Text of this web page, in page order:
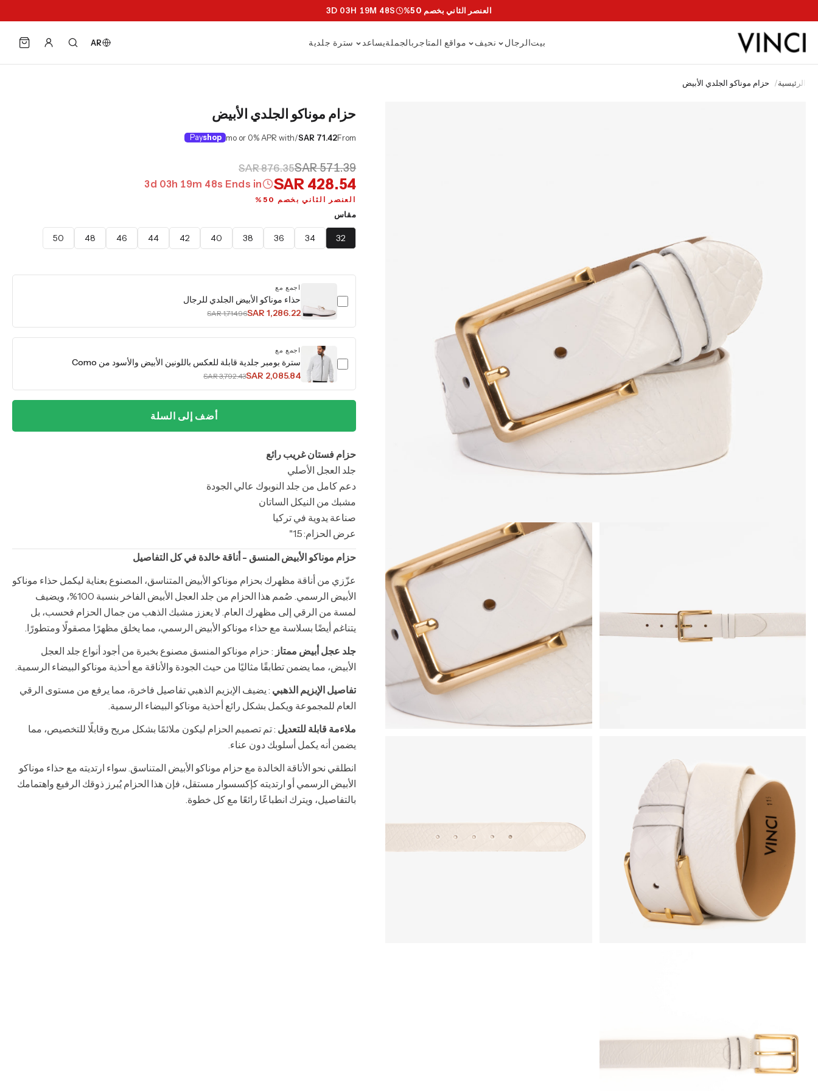
العنصر الثاني بخصم 50% 3D 03H 19M 47S
بيتالرجال نحيف مواقع المتاجر بالجملةيساعد سترة جلدية AR
الرئيسية/ حزام موناكو الجلدي الأبيض
حزام موناكو الجلدي الأبيض
From
SAR 71.42
/mo or 0% APR with
shop
Pay
SAR 571.39
SAR 876.35
SAR 428.54
Ends in
3d 03h 19m 47s
العنصر الثاني بخصم 50%
مقاس
32
34
36
38
40
42
44
46
48
50
اجمع مع
حذاء موناكو الأبيض الجلدي للرجال
SAR 1,286.22
SAR 1,714.96
اجمع مع
سترة بومبر جلدية قابلة للعكس باللونين الأبيض والأسود من Como
SAR 2,085.84
SAR 3,792.43
أضف إلى السلة
حزام فستان غريب رائع
جلد العجل الأصلي
دعم كامل من جلد النوبوك عالي الجودة
مشبك من النيكل الساتان
صناعة يدوية في تركيا
عرض الحزام: 1.5"
حزام موناكو الأبيض المنسق - أناقة خالدة في كل التفاصيل
عزّزي من أناقة مظهرك بحزام موناكو الأبيض المتناسق، المصنوع بعناية ليكمل حذاء موناكو
الأبيض الرسمي. صُمم هذا الحزام من جلد العجل الأبيض الفاخر بنسبة 100%، ويضيف
لمسة من الرقي إلى مظهرك العام. لا يعزز مشبك الذهب من جمال الحزام فحسب، بل
يتناغم أيضًا بسلاسة مع حذاء موناكو الأبيض الرسمي، مما يخلق مظهرًا مصقولًا ومتطورًا.
جلد عجل أبيض ممتاز : حزام موناكو المنسق مصنوع بخبرة من أجود أنواع جلد العجل
الأبيض، مما يضمن تطابقًا مثاليًا من حيث الجودة والأناقة مع أحذية موناكو البيضاء الرسمية.
تفاصيل الإبزيم الذهبي : يضيف الإبزيم الذهبي تفاصيل فاخرة، مما يرفع من مستوى الرقي
العام للمجموعة ويكمل بشكل رائع أحذية موناكو البيضاء الرسمية.
ملاءمة قابلة للتعديل : تم تصميم الحزام ليكون ملائمًا بشكل مريح وقابلًا للتخصيص، مما
يضمن أنه يكمل أسلوبك دون عناء.
انطلقي نحو الأناقة الخالدة مع حزام موناكو الأبيض المتناسق. سواء ارتديته مع حذاء موناكو
الأبيض الرسمي أو ارتديته كإكسسوار مستقل، فإن هذا الحزام يُبرز ذوقك الرفيع واهتمامك
بالتفاصيل، ويترك انطباعًا رائعًا مع كل خطوة.